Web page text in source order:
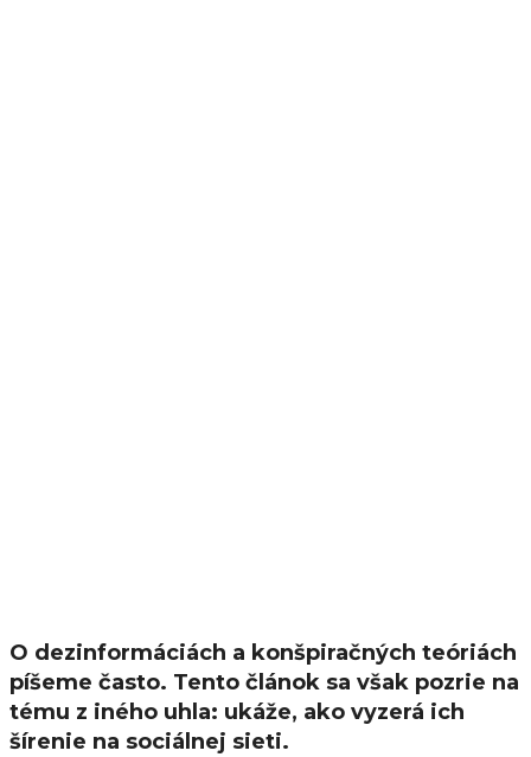
O dezinformáciách a konšpiračných teóriách
píšeme často. Tento článok sa však pozrie na
tému z iného uhla: ukáže, ako vyzerá ich
šírenie na sociálnej sieti.